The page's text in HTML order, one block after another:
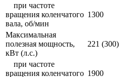
при частоте
вращения коленчатого
вала, об/мин
1300
Максимальная
полезная мощность,
кВт (л.с.)
221 (300)
при частоте
вращения коленчатого 1900